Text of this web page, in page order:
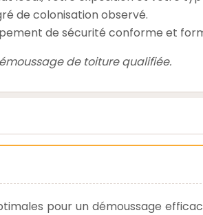
de colonisation observé.
de sécurité conforme et
de toiture qualifiée.
pour un démoussage